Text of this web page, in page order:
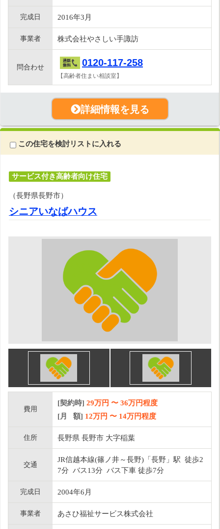
完成日 2016年3月
事業者 株式会社やさしい手諏訪
問合わせ 0120-117-258
【高齢者住まい相談室】
詳細情報を見る
この住宅を検討リストに入れる
サービス付き高齢者向け住宅
（長野県長野市）
シニアいなばハウス
費用
[契約時] 29万円 〜 36万円程度
[月 額] 12万円 〜 14万円程度
住所 長野県 長野市 大字稲葉
交通
JR信越本線(篠ノ井～長野)「長野」駅 徒歩2
7分 バス13分 バス下車 徒歩7分
完成日 2004年6月
事業者 あさひ福祉サービス株式会社